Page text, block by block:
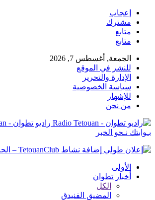
إعجاب
مشترك
متابع
متابع
الجمعة, أغسطس 7, 2026
للنشر في الموقع
الإدارة والتحرير
سياسة الخصوصية
للإشهار
من نحن
بـوابتك نـحو الخبر
الأولى
أخبار تطوان
الكل
المضيق الفنيدق